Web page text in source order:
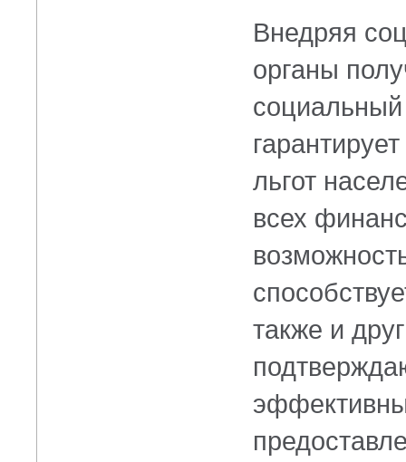
Внедряя
органы
льгот
всех
также и